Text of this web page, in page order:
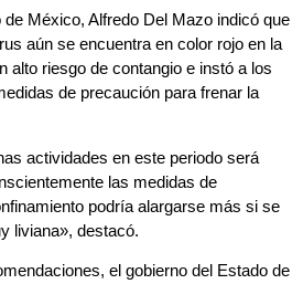
México, Alfredo Del Mazo indicó que
aún se encuentra en color rojo en la
alto riesgo de contangio e instó a los
de precaución para frenar la
actividades en este periodo será
las medidas de
podría alargarse más si se
liviana», destacó.
el gobierno del Estado de